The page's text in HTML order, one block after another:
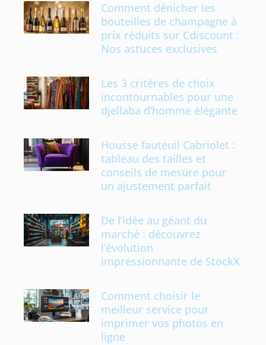
Comment dénicher les
bouteilles de champagne à
prix réduits sur Cdiscount :
Nos astuces exclusives
Les 3 critères de choix
incontournables pour une
djellaba d’homme élégante
Housse fauteuil Cabriolet :
tableau des tailles et
conseils de mesure pour
un ajustement parfait
De l’idée au géant du
marché : découvrez
l’évolution
impressionnante de StockX
Comment choisir le
meilleur service pour
imprimer vos photos en
ligne